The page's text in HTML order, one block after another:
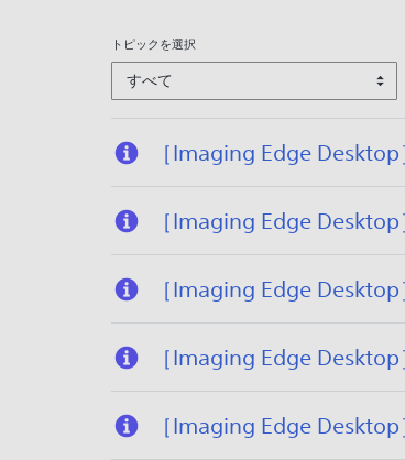
トピックを選択
すべて
［Imaging Edge
［Imaging Edge
［Imaging Edge
［Imaging Edge
［Imaging Edge